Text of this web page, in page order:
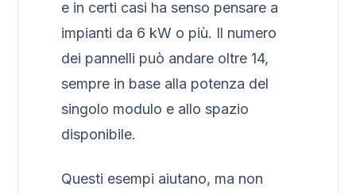
e in certi casi ha senso pensare a
impianti da 6 kW o più. Il numero
dei pannelli può andare oltre 14,
sempre in base alla potenza del
singolo modulo e allo spazio
disponibile.
Questi esempi aiutano, ma non